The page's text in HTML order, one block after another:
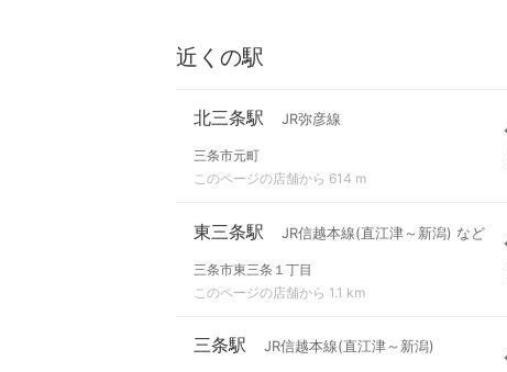
近くの駅
北三条駅 JR弥彦線
三条市元町
このページの店舗から 614 m
東三条駅 JR信越本線(直江津～新潟) など
三条市東三条１丁目
このページの店舗から 1.1 km
三条駅 JR信越本線(直江津～新潟)